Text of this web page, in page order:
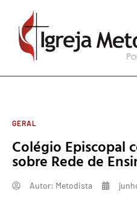
GERAL
Colégio Episcopal
sobre Rede de
Autor: Metodista